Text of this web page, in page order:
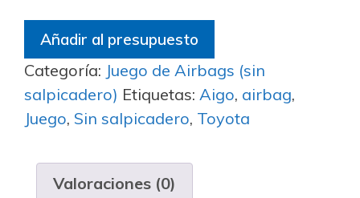
Añadir al presupuesto
Categoría: Juego de Airbags (sin
salpicadero) Etiquetas: Aigo, airbag,
Juego, Sin salpicadero, Toyota
Valoraciones (0)